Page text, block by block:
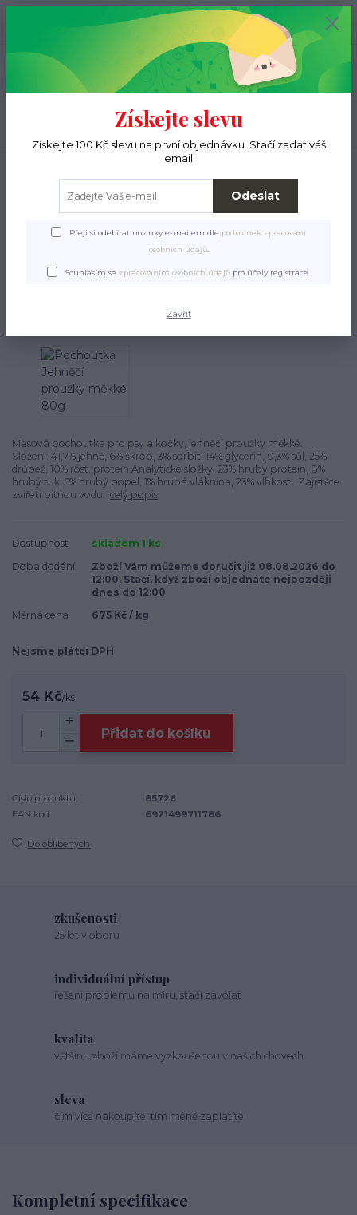
Menu
(Po-Pá, 9-15 hod.)
0 ks
0 Kč
Krmiva a pamlsky
proužky měkké 80g
Pochoutka Jehněčí proužky
měkké 80g
Masová pochoutka pro psy a kočky, jehněčí proužky měkké.
Složení: 41,7% jehně, 6% škrob, 3% sorbit, 14% glycerin, 0,3% sůl, 25%
drůbež, 10% rost, protein Analytické složky: 23% hrubý protein, 8%
hrubý tuk, 5% hrubý popel, 1% hrubá vláknina, 23% vlhkost Zajistěte
zvířeti pitnou vodu. celý popis
Dostupnost
skladem 1 ks
Doba dodání
Zboží Vám můžeme doručit již 08.08.2026 do
12:00. Stačí, když zboží objednáte nejpozději
dnes do 12:00
Měrná cena
675 Kč / kg
Nejsme plátci DPH
54 Kč/ks
Přidat do košíku
Číslo produktu:
85726
EAN kód:
6921499711786
Do oblíbených
zkušenosti
25 let v oboru
individuální přístup
řešení problémů na míru, stačí zavolat
kvalita
většinu zboží máme vyzkoušenou v našich chovech
sleva
čím více nakoupíte, tím méně zaplatíte
Kompletní specifikace
Získejte slevu
Získejte 100 Kč slevu na první objednávku. Stačí zadat váš
email
Odeslat
Přeji si odebírat novinky e-mailem dle podmínek zpracování
osobních údajů.
Souhlasím se zpracováním osobních údajů pro účely registrace.
Zavřít